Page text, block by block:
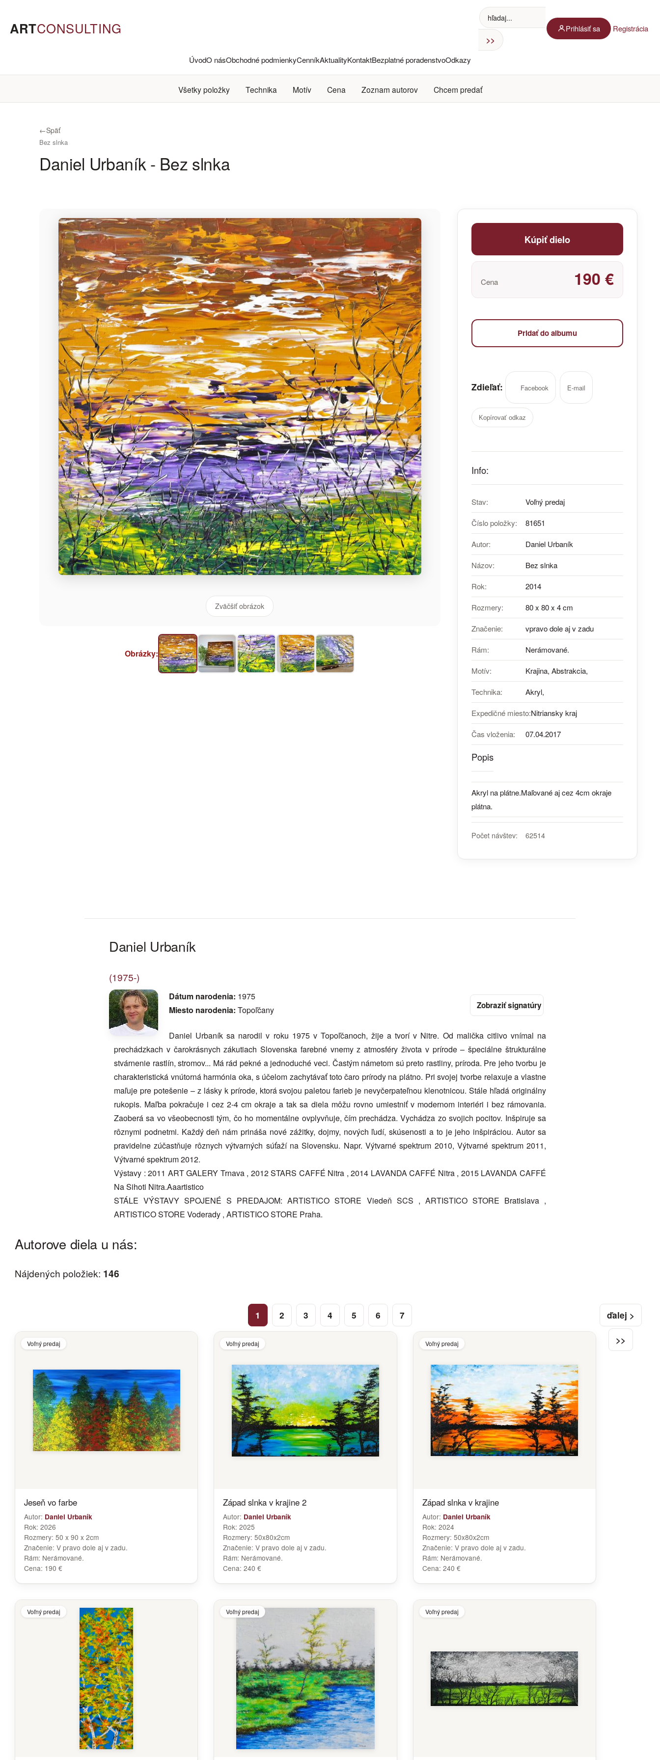
ARTCONSULTING
ÚvodO násObchodné podmienkyCenníkAktualityKontaktBezplatné poradenstvoOdkazy
Prihlásiť sa Registrácia
Všetky položky Technika Motív Cena Zoznam autorov Chcem predať
←Späť
Bez slnka
Daniel Urbaník - Bez slnka
Zväčšiť obrázok
Obrázky:
Kúpiť dielo
Cena 190 €
Pridať do albumu
Zdieľať: Facebook E-mail
Kopírovať odkaz
Info:
Stav: Voľný predaj
Číslo položky: 81651
Autor: Daniel Urbaník
Názov: Bez slnka
Rok: 2014
Rozmery: 80 x 80 x 4 cm
Značenie: vpravo dole aj v zadu
Rám: Nerámované.
Motív: Krajina, Abstrakcia,
Technika: Akryl,
Expedičné miesto:Nitriansky kraj
Čas vloženia: 07.04.2017
Popis
Akryl na plátne.Maľované aj cez 4cm okraje
plátna.
Počet návštev: 62514
Daniel Urbaník
(1975-)
Dátum narodenia: 1975
Miesto narodenia: Topoľčany
Daniel Urbaník sa narodil v roku 1975 v Topoľčanoch, žije a tvorí v Nitre. Od malička citlivo vnímal na
prechádzkach v čarokrásnych zákutiach Slovenska farebné vnemy z atmosféry života v prírode – špeciálne štrukturálne
stvárnenie rastlín, stromov... Má rád pekné a jednoduché veci. Častým námetom sú preto rastliny, príroda. Pre jeho tvorbu je
charakteristická vnútorná harmónia oka, s účelom zachytávať toto čaro prírody na plátno. Pri svojej tvorbe relaxuje a vlastne
maľuje pre potešenie – z lásky k prírode, ktorá svojou paletou farieb je nevyčerpateľnou klenotnicou. Stále hľadá originálny
rukopis. Maľba pokračuje i cez 2-4 cm okraje a tak sa diela môžu rovno umiestniť v modernom interiéri i bez rámovania.
Zaoberá sa vo všeobecnosti tým, čo ho momentálne ovplyvňuje, čím prechádza. Vychádza zo svojich pocitov. Inšpiruje sa
rôznymi podnetmi. Každý deň nám prináša nové zážitky, dojmy, nových ľudí, skúsenosti a to je jeho inšpiráciou. Autor sa
pravidelne zúčastňuje rôznych výtvarných súťaží na Slovensku. Napr. Výtvarné spektrum 2010, Výtvarné spektrum 2011,
Výtvarné spektrum 2012.
Výstavy : 2011 ART GALERY Trnava , 2012 STARS CAFFÉ Nitra , 2014 LAVANDA CAFFÉ Nitra , 2015 LAVANDA CAFFÉ
Na Sihoti Nitra.Aaartistico
STÁLE VÝSTAVY SPOJENÉ S PREDAJOM: ARTISTICO STORE Viedeň SCS , ARTISTICO STORE Bratislava ,
ARTISTICO STORE Voderady , ARTISTICO STORE Praha.
Autorove diela u nás:
Nájdených položiek: 146
ďalej >
>>
1 2 3 4 5 6 7
Voľný predaj
Jeseň vo farbe
Autor: Daniel Urbaník
Rok: 2026
Rozmery: 50 x 90 x 2cm
Značenie: V pravo dole aj v zadu.
Rám: Nerámované.
Cena: 190 €
Voľný predaj
Západ slnka v krajine 2
Autor: Daniel Urbaník
Rok:2025
Rozmery:50x80x2cm
Značenie:V pravo dole aj v zadu.
Rám: Nerámované.
Cena:240 €
Voľný predaj
Západ slnka v krajine
Autor: Daniel Urbaník
Rok: 2024
Rozmery: 50x80x2cm
Značenie: V pravo dole aj v zadu.
Rám: Nerámované.
Cena: 240 €
Voľný predaj Voľný predaj Voľný predaj